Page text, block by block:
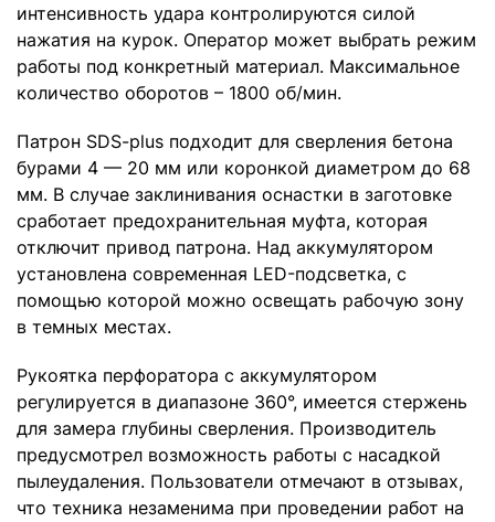
интенсивность удара контролируются силой
нажатия на курок. Оператор может выбрать режим
работы под конкретный материал. Максимальное
количество оборотов – 1800 об/мин.
Патрон SDS-plus подходит для сверления бетона
бурами 4 — 20 мм или коронкой диаметром до 68
мм. В случае заклинивания оснастки в заготовке
сработает предохранительная муфта, которая
отключит привод патрона. Над аккумулятором
установлена современная LED-подсветка, с
помощью которой можно освещать рабочую зону
в темных местах.
Рукоятка перфоратора с аккумулятором
регулируется в диапазоне 360°, имеется стержень
для замера глубины сверления. Производитель
предусмотрел возможность работы с насадкой
пылеудаления. Пользователи отмечают в отзывах,
что техника незаменима при проведении работ на